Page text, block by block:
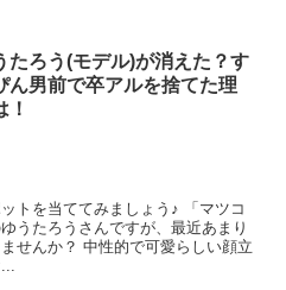
たろう(モデル)が消えた？す
ん男前で卒アルを捨てた理
！
トを当ててみましょう♪ 「マツコ
うたろうさんですが、最近あまり
せんか？ 中性的で可愛らしい顔立